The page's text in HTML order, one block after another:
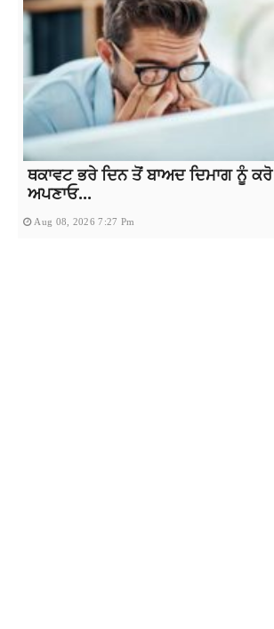
ਥਕਾਵਟ ਭਰੇ ਦਿਨ ਤੋਂ ਬਾਅਦ ਦਿਮਾਗ ਨੂੰ
ਅਪਣਾਓ...
Aug 08, 2026 7:27 Pm